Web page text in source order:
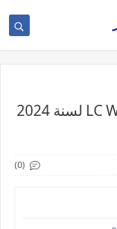
فرص عمل في شركة LC WAIKIKI لسنة 2024
(0)